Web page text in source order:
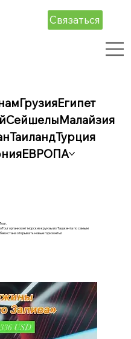
Связаться
ГрузияЕгипет
СейшелыМалайзия
ТаиландТурция
ЕВРОПА
организует морские круизы из Ташкента по самым
открывать новые горизонты!